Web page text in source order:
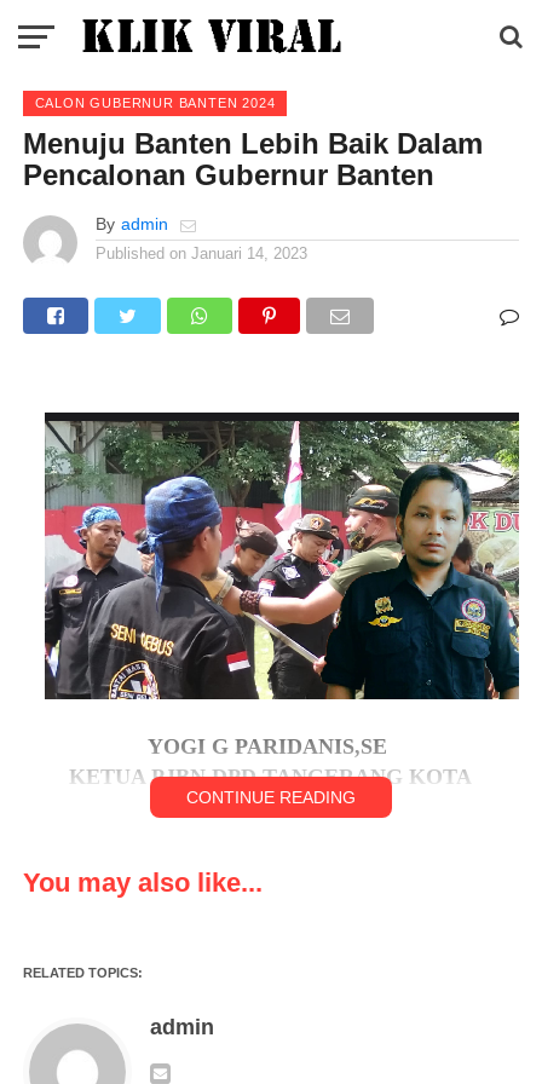
CALON GUBERNUR BANTEN 2024
Menuju Banten Lebih Baik Dalam
Pencalonan Gubernur Banten
By admin
Published on Januari 14, 2023
YOGI G PARIDANIS,SE
KETUA PJBN DPD TANGERANG KOTA
2024 nanti akan mengadakan pesta akbar pemilihan kepala
(NKRI) sejak tahun 2000, dibentuk melalui Undang-undang
keresidenan sebagai bagian dari wilayah Provinsi Jawa Barat.
CONTINUE READING
You may also like...
RELATED TOPICS:
admin